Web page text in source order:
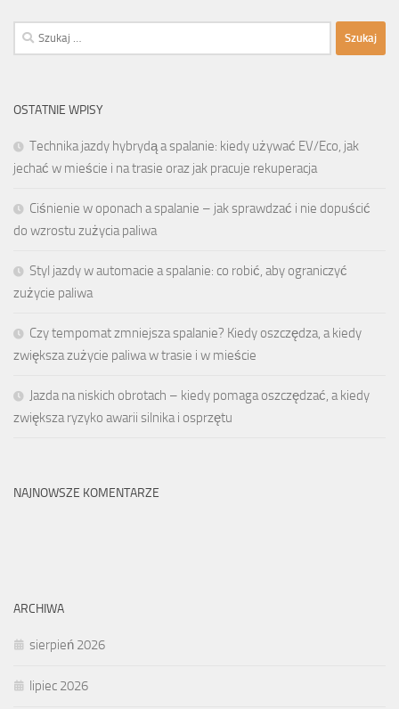
Szukaj:
OSTATNIE WPISY
Technika jazdy hybrydą a spalanie: kiedy używać EV/Eco, jak
jechać w mieście i na trasie oraz jak pracuje rekuperacja
Ciśnienie w oponach a spalanie – jak sprawdzać i nie dopuścić
do wzrostu zużycia paliwa
Styl jazdy w automacie a spalanie: co robić, aby ograniczyć
zużycie paliwa
Czy tempomat zmniejsza spalanie? Kiedy oszczędza, a kiedy
zwiększa zużycie paliwa w trasie i w mieście
Jazda na niskich obrotach – kiedy pomaga oszczędzać, a kiedy
zwiększa ryzyko awarii silnika i osprzętu
NAJNOWSZE KOMENTARZE
ARCHIWA
sierpień 2026
lipiec 2026